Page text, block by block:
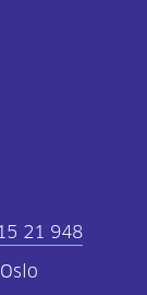
21 948